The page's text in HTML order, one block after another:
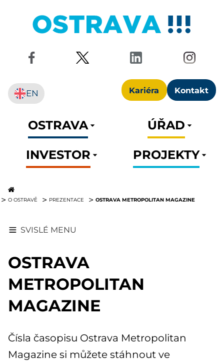
Kariéra Kontakt
EN
OSTRAVA
ÚŘAD
INVESTOR
PROJEKTY
O OSTRAVĚ PREZENTACE OSTRAVA METROPOLITAN MAGAZINE
SVISLÉ MENU
OSTRAVA
METROPOLITAN
MAGAZINE
Čísla časopisu Ostrava Metropolitan
Magazine si můžete stáhnout ve